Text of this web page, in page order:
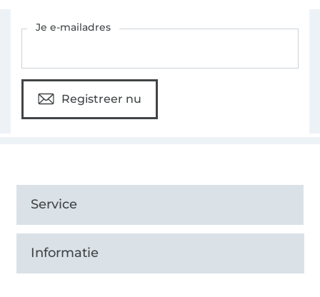
Je e-mailadres
Registreer nu
Service
Informatie